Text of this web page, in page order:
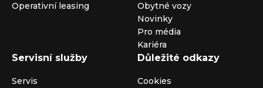
Operativní leasing
Obytné vozy
Novinky
Pro média
Kariéra
Servisní služby
Servis
Důležité odkazy
Cookies